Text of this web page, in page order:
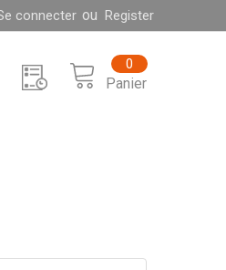
connecter ou Register
Panier
0